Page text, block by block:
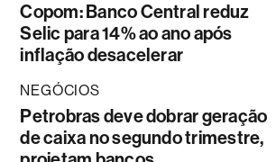
Copom: Banco Central reduz
Selic para 14% ao ano após
inflação desacelerar
NEGÓCIOS
Petrobras deve dobrar geração
de caixa no segundo trimestre,